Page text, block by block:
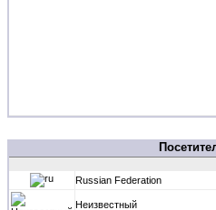
Russian Federation
Неизвестный